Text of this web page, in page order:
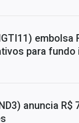
embolsa
para
anuncia